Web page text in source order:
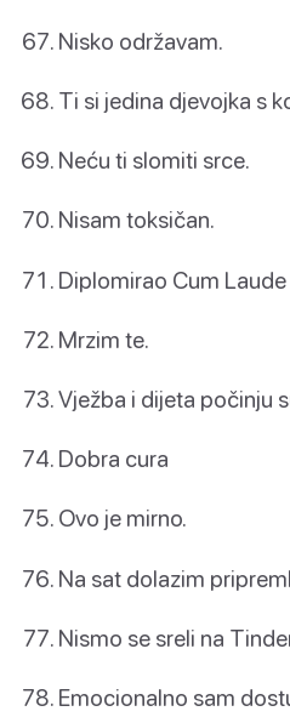
Nisko održavam.
Ti si jedina djevojka s
Neću ti slomiti srce.
Nisam toksičan.
Diplomirao Cum Laude
Mrzim te.
Vježba i dijeta počinju
Dobra cura
Ovo je mirno.
Na sat dolazim
Nismo se sreli na
Emocionalno sam